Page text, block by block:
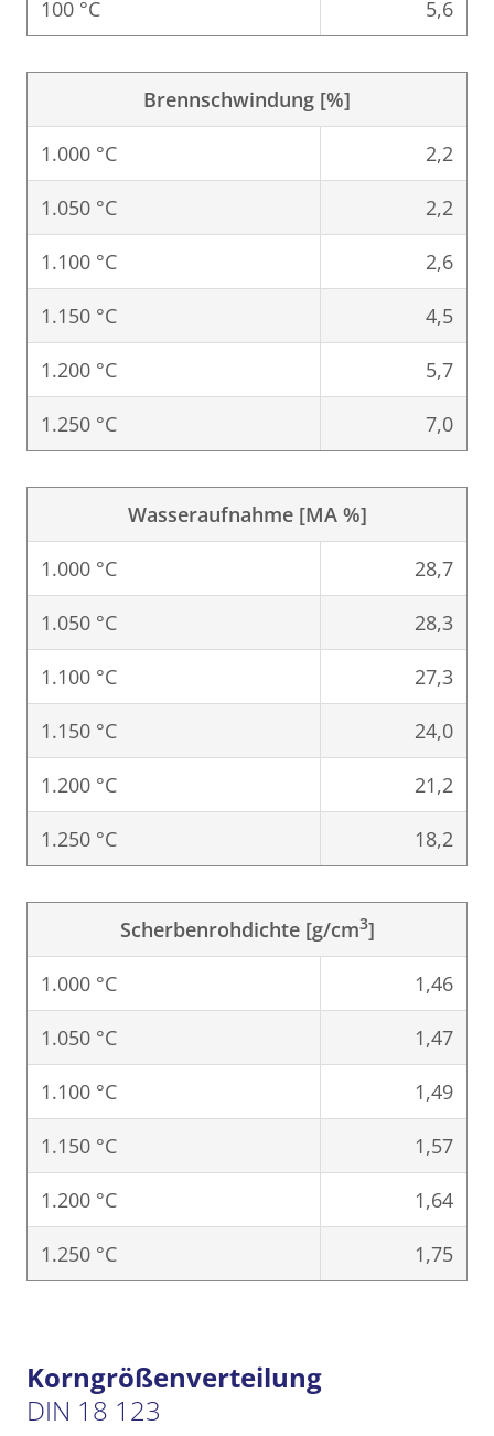
100 °C 5,6
Brennschwindung [%]
1.000 °C 2,2
1.050 °C 2,2
1.100 °C 2,6
1.150 °C 4,5
1.200 °C 5,7
1.250 °C 7,0
Wasseraufnahme [MA %]
1.000 °C 28,7
1.050 °C 28,3
1.100 °C 27,3
1.150 °C 24,0
1.200 °C 21,2
1.250 °C 18,2
Scherbenrohdichte [g/cm3]
1.000 °C 1,46
1.050 °C 1,47
1.100 °C 1,49
1.150 °C 1,57
1.200 °C 1,64
1.250 °C 1,75
Korngrößenverteilung
DIN 18 123